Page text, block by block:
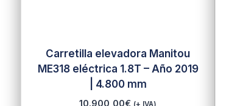
Carretilla elevadora Manitou
ME318 eléctrica 1.8T – Año 2019
| 4.800 mm
10.900,00€ (+ IVA)